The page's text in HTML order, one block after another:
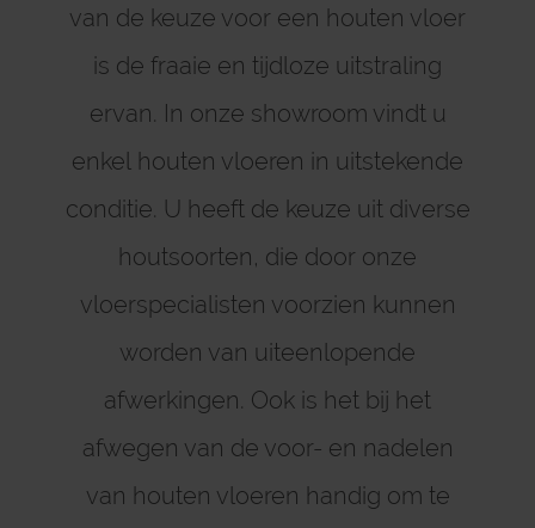
van de keuze voor een houten vloer
is de fraaie en tijdloze uitstraling
ervan. In onze showroom vindt u
enkel houten vloeren in uitstekende
conditie. U heeft de keuze uit diverse
houtsoorten, die door onze
vloerspecialisten voorzien kunnen
worden van uiteenlopende
afwerkingen. Ook is het bij het
afwegen van de voor- en nadelen
van houten vloeren handig om te